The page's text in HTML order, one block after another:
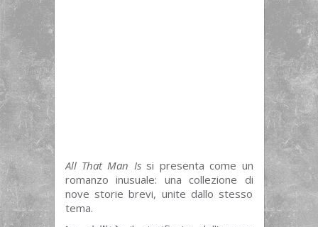
All That Man Issi presenta come un
romanzo inusuale: una collezione di
nove storie brevi, unite dallo stesso
tema.